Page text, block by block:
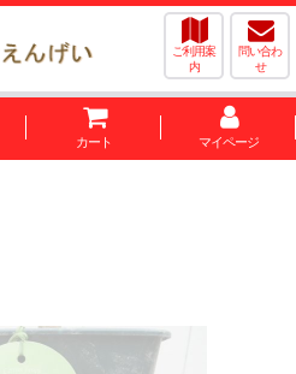
ご利用案
内
問い合わ
せ
カート マイページ